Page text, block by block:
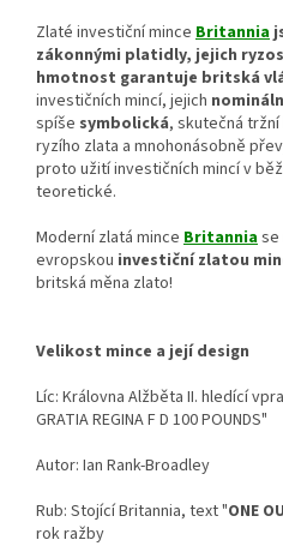
Zlaté investiční mince Britannia
zákonnými platidly, jejich
hmotnost garantuje britská
investičních mincí, jejich
spíše symbolická, skutečná
ryzího zlata a mnohonásobně
proto užití investičních mincí v
teoretické.
Moderní zlatá mince Britanniase
evropskou investiční zlatou
britská měna zlato!
Velikost mince a její design
Líc: Královna Alžběta II. hledící
GRATIA REGINA F D 100 POUNDS"
Autor: Ian Rank-Broadley
Rub: Stojící Britannia, text "ONE
rok ražby